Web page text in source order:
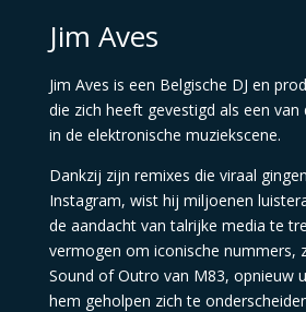
Jim Aves
Jim Aves is een Belgische DJ en
die zich heeft gevestigd als een
in de elektronische muziekscene.
Dankzij zijn remixes die viraal
Instagram, wist hij miljoenen
de aandacht van talrijke media te
vermogen om iconische nummers,
Sound of Outro van M83, opnieuw
hem geholpen zich te